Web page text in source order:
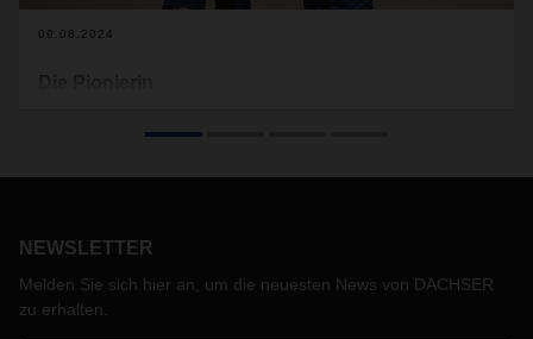
09.08.2024
NEWSLETTER
Melden Sie sich hier an, um die neuesten News von DACHSER
zu erhalten.